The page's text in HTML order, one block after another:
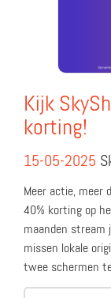
Kijk
korting!
15-05-2025
Meer actie, meer
40% korting op
maanden stream
missen lokale
twee schermen